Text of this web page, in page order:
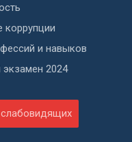
коррупции
и навыков
2024